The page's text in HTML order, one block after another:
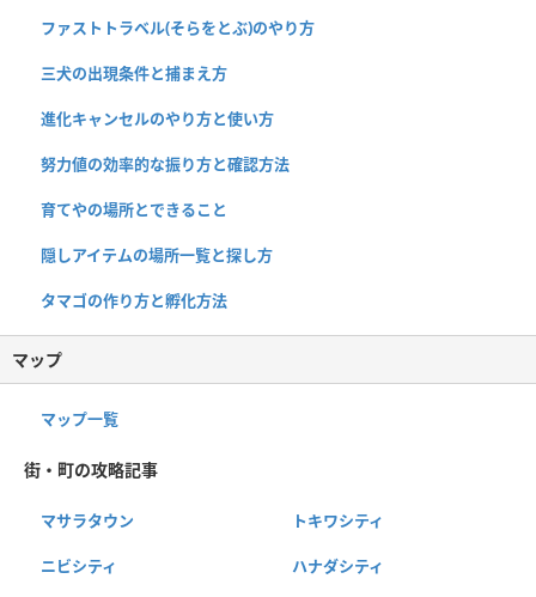
ファストトラベル(そらをとぶ)のやり方
三犬の出現条件と捕まえ方
進化キャンセルのやり方と使い方
努力値の効率的な振り方と確認方法
育てやの場所とできること
隠しアイテムの場所一覧と探し方
タマゴの作り方と孵化方法
マップ
マップ一覧
街・町の攻略記事
マサラタウン トキワシティ
ニビシティ ハナダシティ